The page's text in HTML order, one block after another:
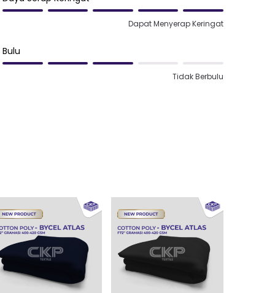
Dapat Menyerap Keringat
Bulu
Tidak Berbulu